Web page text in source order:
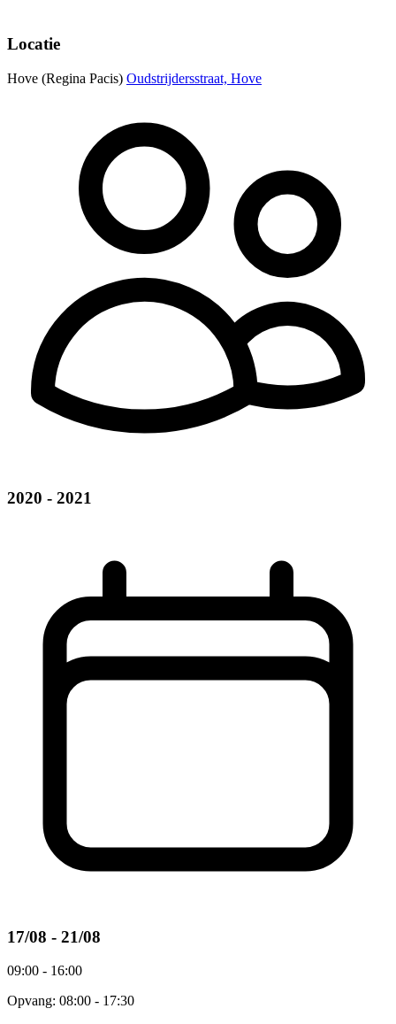
Locatie
Hove (Regina Pacis) Oudstrijdersstraat, Hove
2020 - 2021
17/08 - 21/08
09:00 - 16:00
Opvang: 08:00 - 17:30